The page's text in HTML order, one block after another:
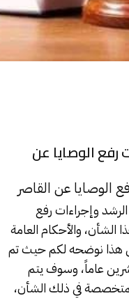
رفع الوصايا عن
الوصايا عن القاصر
وإجراءات رفع
والأحكام العامة
كل هذا نوضحه لكم حيث تم
عاماً، وسوف يتم
في ذلك الشأن،